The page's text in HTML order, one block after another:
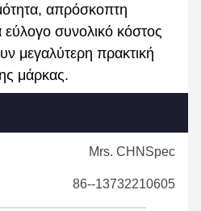
απρόσκοπτη
εύλογο συνολικό κόστος
μεγαλύτερη πρακτική
μάρκας.
Mrs. CHNSpec
86--13732210605